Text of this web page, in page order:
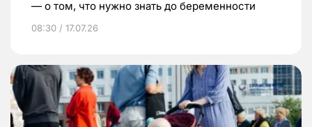
— о том, что нужно знать до беременности
08:30 / 17.07.26